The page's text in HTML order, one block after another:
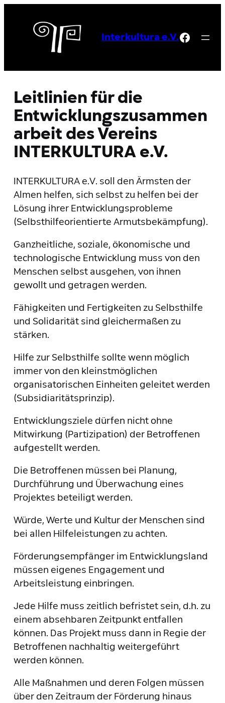
springen
Interkultura e.V.
Leitlinien für die
Entwicklungszusammen
arbeit des Vereins
INTERKULTURA e.V.
INTERKULTURA e.V. soll den Ärmsten der
Almen helfen, sich selbst zu helfen bei der
Lösung ihrer Entwicklungsprobleme
(Selbsthilfeorientierte Armutsbekämpfung).
Ganzheitliche, soziale, ökonomische und
technologische Entwicklung muss von den
Menschen selbst ausgehen, von ihnen
gewollt und getragen werden.
Fähigkeiten und Fertigkeiten zu Selbsthilfe
und Solidarität sind gleichermaßen zu
stärken.
Hilfe zur Selbsthilfe sollte wenn möglich
immer von den kleinstmöglichen
organisatorischen Einheiten geleitet werden
(Subsidiaritätsprinzip).
Entwicklungsziele dürfen nicht ohne
Mitwirkung (Partizipation) der Betroffenen
aufgestellt werden.
Die Betroffenen müssen bei Planung,
Durchführung und Überwachung eines
Projektes beteiligt werden.
Würde, Werte und Kultur der Menschen sind
bei allen Hilfeleistungen zu achten.
Förderungsempfänger im Entwicklungsland
müssen eigenes Engagement und
Arbeitsleistung einbringen.
Jede Hilfe muss zeitlich befristet sein, d.h. zu
einem absehbaren Zeitpunkt entfallen
können. Das Projekt muss dann in Regie der
Betroffenen nachhaltig weitergeführt
werden können.
Alle Maßnahmen und deren Folgen müssen
über den Zeitraum der Förderung hinaus